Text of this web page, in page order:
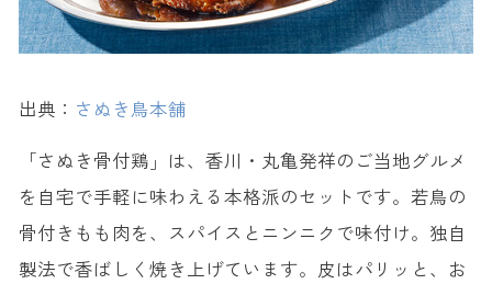
出典： さぬき鳥本舗
「さぬき骨付鶏」は、香川・丸亀発祥のご当地グルメ
を自宅で手軽に味わえる本格派のセットです。若鳥の
骨付きもも肉を、スパイスとニンニクで味付け。独自
製法で香ばしく焼き上げています。皮はパリッと、お